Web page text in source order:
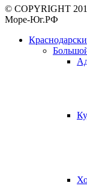
© COPYRIGHT
Море-Юг.РФ